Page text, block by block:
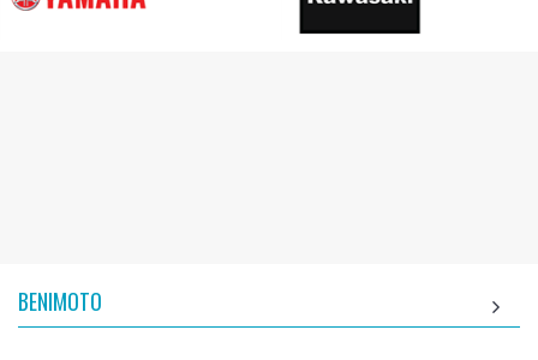
BENIMOTO